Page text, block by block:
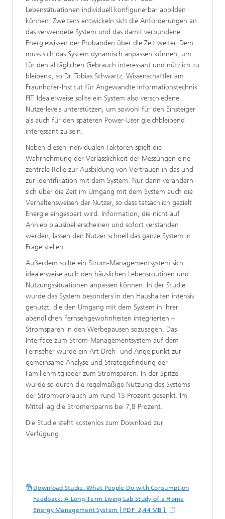
Lebenssituationen individuell konfigurierbar abbilden
können. Zweitens entwickeln sich die Anforderungen an
das verwendete System und das damit verbundene
Energiewissen der Probanden über die Zeit weiter. Dem
muss sich das System dynamisch anpassen können, um
für den alltäglichen Gebrauch interessant und nützlich zu
bleiben«, so Dr. Tobias Schwartz, Wissenschaftler am
Fraunhofer-Institut für Angewandte Informationstechnik
FIT. Idealerweise sollte ein System also verschiedene
Nutzerlevels unterstützen, um sowohl für den Einsteiger
als auch für den späteren Power-User gleichbleibend
interessant zu sein.
Neben diesen individualen Faktoren spielt die
Wahrnehmung der Verlässlichkeit der Messungen eine
zentrale Rolle zur Ausbildung von Vertrauen in das und
zur Identifikation mit dem System. Nur dann verändern
sich über die Zeit im Umgang mit dem System auch die
Verhaltensweisen der Nutzer, so dass tatsächlich gezielt
Energie eingespart wird. Information, die nicht auf
Anhieb plausibel erscheinen und sofort verstanden
werden, lassen den Nutzer schnell das ganze System in
Frage stellen.
Außerdem sollte ein Strom-Managementsystem sich
idealerweise auch den häuslichen Lebensroutinen und
Nutzungssituationen anpassen können. In der Studie
wurde das System besonders in den Haushalten intensiv
genutzt, die den Umgang mit dem System in ihrer
abendlichen Fernsehgewohnheiten integrierten –
Stromsparen in den Werbepausen sozusagen. Das
Interface zum Strom-Managementsystem auf dem
Fernseher wurde ein Art Dreh- und Angelpunkt zur
gemeinsame Analyse und Strategiefindung der
Familienmitglieder zum Stromsparen. In der Spitze
wurde so durch die regelmäßige Nutzung des Systems
der Stromverbrauch um rund 15 Prozent gesenkt. Im
Mittel lag die Stromersparnis bei 7,8 Prozent.
Die Studie steht kostenlos zum Download zur
Verfügung.
Download Studie: What People Do with Consumption
Feedback: A Long-Term Living Lab Study of a Home
Energy Management System [ PDF 2,44 MB ]